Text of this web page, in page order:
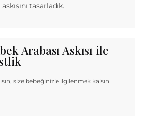
tasarladık.
Arabası Askısı ile
size bebeğinizle ilgilenmek kalsın